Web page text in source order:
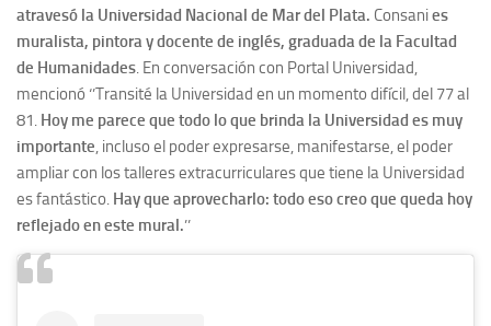
atravesó la Universidad Nacional de Mar del Plata. Consanies
muralista, pintora y docente de inglés, graduada de la Facultad
de Humanidades . En conversación con Portal Universidad,
mencionó ‘’Transité la Universidad en un momento difícil, del 77 al
81. Hoy me parece que todo lo que brinda la Universidad es muy
importante , incluso el poder expresarse, manifestarse, el poder
ampliar con los talleres extracurriculares que tiene la Universidad
es fantástico. Hay que aprovecharlo: todo eso creo que queda hoy
reflejado en este mural.’’